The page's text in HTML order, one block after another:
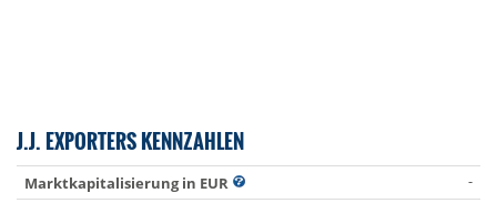
J.J. EXPORTERS KENNZAHLEN
Marktkapitalisierung in EUR
-